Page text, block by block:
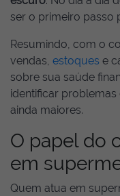
ser o primeiro passo
Resumindo, com o
vendas, estoques e
sobre sua saúde
identificar
ainda maiores.
O papel do
em
Quem atua em